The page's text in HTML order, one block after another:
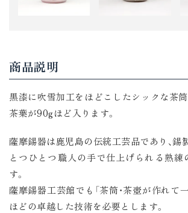
商品説明
黒漆に吹雪加工をほどこしたシックな茶
茶葉が90gほど入ります。
薩摩錫器は鹿児島の伝統工芸品であり、錫
とつひとつ職人の手で仕上げられる熟練
す。
薩摩錫器工芸館でも「茶筒・茶壺が作れて
ほどの卓越した技術を必要とします。